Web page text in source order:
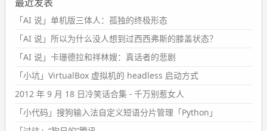
「AI 说」单机版三体人：孤独的终极形态
「AI 说」所以为什么没人想到过西西弗斯的膝盖状态？
「AI 说」卡珊德拉和祥林嫂：真话者的悲剧
「小坑」VirtualBox 虚拟机的 headless 启动方式
2012 年 9 月 18 日冷笑话合集 - 千万别惹女人
「小代码」搜狗输入法自定义短语分片管理「Python」